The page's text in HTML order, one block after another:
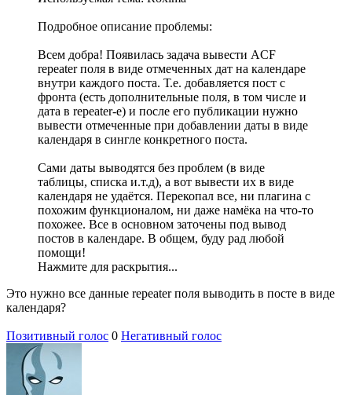
Подробное описание проблемы:
Всем добра! Появилась задача вывести ACF
repeater поля в виде отмеченных дат на календаре
внутри каждого поста. Т.е. добавляется пост с
фронта (есть дополнительные поля, в том числе и
дата в repeater-е) и после его публикации нужно
вывести отмеченные при добавлении даты в виде
календаря в сингле конкретного поста.
Сами даты выводятся без проблем (в виде
таблицы, списка и.т.д), а вот вывести их в виде
календаря не удаётся. Перекопал все, ни плагина с
похожим функционалом, ни даже намёка на что-то
похожее. Все в основном заточены под вывод
постов в календаре. В общем, буду рад любой
помощи!
Нажмите для раскрытия...
Это нужно все данные repeater поля выводить в посте в виде
календаря?
Позитивный голос 0 Негативный голос